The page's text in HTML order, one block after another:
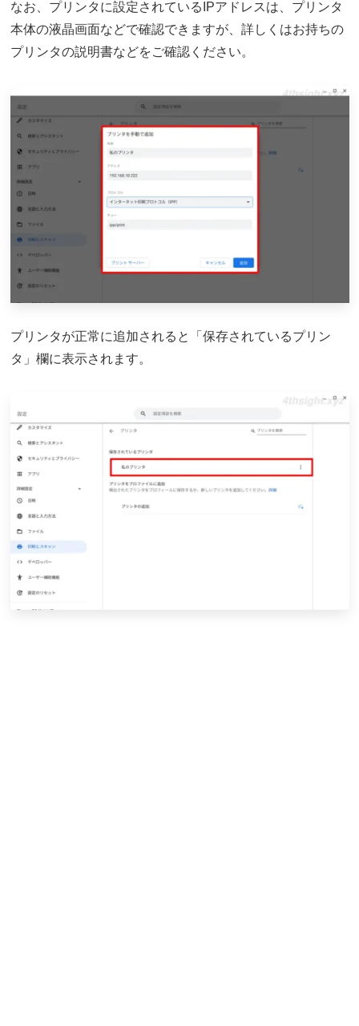
なお、プリンタに設定されているIPアドレスは、プリンタ
本体の液晶画面などで確認できますが、詳しくはお持ちの
プリンタの説明書などをご確認ください。
プリンタが正常に追加されると「保存されているプリン
タ」欄に表示されます。